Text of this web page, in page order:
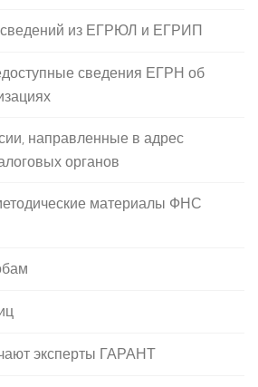
из ЕГРЮЛ и ЕГРИП
сведения ЕГРН об
направленные в адрес
органов
материалы ФНС
эксперты ГАРАНТ